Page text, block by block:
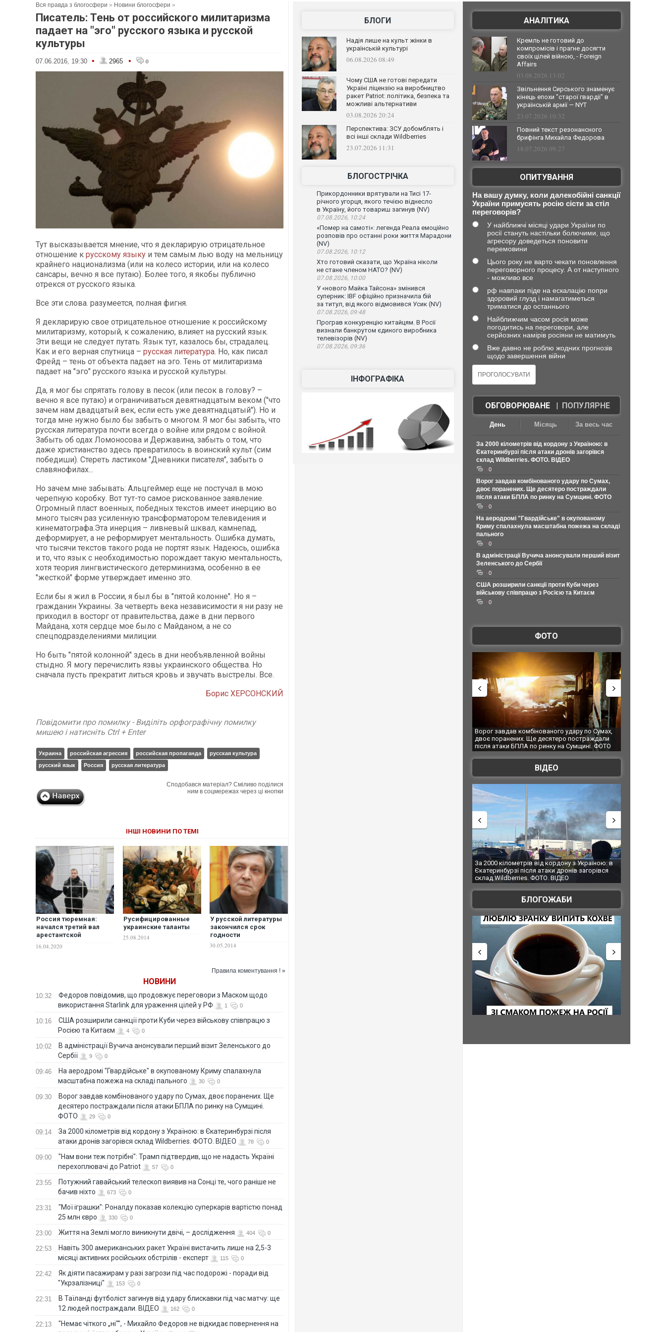
Вся правда з блогосфери » Новини блогосфери »
Писатель: Тень от российского милитаризма
падает на "эго" русского языка и русской
культуры
07.06.2016, 19:30 • 2965 • 0
Тут высказывается мнение, что я декларирую отрицательное
отношение к русскому языку и тем самым лью воду на мельницу
крайнего национализма (или на колесо истории, или на колесо
сансары, вечно я все путаю). Более того, я якобы публично
отрекся от русского языка.
Все эти слова. разумеется, полная фигня.
Я декларирую свое отрицательное отношение к российскому
милитаризму, который, к сожалению, влияет на русский язык.
Эти вещи не следует путать. Язык тут, казалось бы, страдалец.
Как и его верная спутница – русская литература. Но, как писал
Фрейд – тень от объекта падает на эго. Тень от милитаризма
падает на "эго" русского языка и русской культуры.
Да, я мог бы спрятать голову в песок (или песок в голову? –
вечно я все путаю) и ограничиваться девятнадцатым веком ("что
зачем нам двадцатый век, если есть уже девятнадцатый"). Но и
тогда мне нужно было бы забыть о многом. Я мог бы забыть, что
русская литература почти всегда о войне или рядом с войной.
Забыть об одах Ломоносова и Державина, забыть о том, что
даже христианство здесь превратилось в воинский культ (сим
победиши). Стереть ластиком "Дневники писателя", забыть о
славянофилах...
Но зачем мне забывать: Альцгеймер еще не постучал в мою
черепную коробку. Вот тут-то самое рискованное заявление.
Огромный пласт военных, победных текстов имеет инерцию во
много тысяч раз усиленную трансформатором телевидения и
кинематографа.Эта инерция – ливневый шквал, камнепад,
деформирует, а не реформирует ментальность. Ошибка думать,
что тысячи текстов такого рода не портят язык. Надеюсь, ошибка
и то, что язык с необходимостью порождает такую ментальность,
хотя теория лингвистического детерминизма, особенно в ее
"жесткой" форме утверждает именно это.
Если бы я жил в России, я был бы в "пятой колонне". Но я –
гражданин Украины. За четверть века независимости я ни разу не
приходил в восторг от правительства, даже в дни первого
Майдана, хотя сердце мое было с Майданом, а не со
спецподразделениями милиции.
Но быть "пятой колонной" здесь в дни необъявленной войны
стыдно. Я могу перечислить язвы украинского общества. Но
сначала пусть прекратит литься кровь и звучать выстрелы. Все.
Борис ХЕРСОНСКИЙ
Повідомити про помилку - Виділіть орфографічну помилку
мишею і натисніть Ctrl + Enter
Украина российская агрессия российская пропаганда
русская культура
русский язык
Россия русская литература
Сподобався матеріал? Сміливо поділися
ним в соцмережах через ці кнопки
ІНШІ НОВИНИ ПО ТЕМІ
Россия тюремная:
начался третий вал
арестантской
16.04.2020
Русифицированные
украинские таланты
25.08.2014
У русской литературы
закончился срок
годности
30.05.2014
Правила коментування ! »
НОВИНИ
10:32
Федоров повідомив, що продовжує переговори з Маском щодо
використання Starlink для ураження цілей у РФ
1 0
10:16
США розширили санкції проти Куби через військову співпрацю з
Росією та Китаєм
4 0
10:02
В адміністрації Вучича анонсували перший візит Зеленського до
Сербії
9 0
09:46
На аеродромі "Гвардійське" в окупованому Криму спалахнула
масштабна пожежа на складі пального
30 0
09:30
Ворог завдав комбінованого удару по Сумах, двоє поранених. Ще
десятеро постраждали після атаки БПЛА по ринку на Сумщині.
ФОТО
29 0
09:14
За 2000 кілометрів від кордону з Україною: в Єкатеринбурзі після
атаки дронів загорівся склад Wildberries. ФОТО. ВІДЕО
78 0
09:00
"Нам вони теж потрібні": Трамп підтвердив, що не надасть Україні
перехоплювачі до Patriot
57 0
23:55
Потужний гавайський телескоп виявив на Сонці те, чого раніше не
бачив ніхто
673 0
23:31
"Мої іграшки": Роналду показав колекцію суперкарів вартістю понад
25 млн євро
330 0
23:00 Життя на Землі могло виникнути двічі, – дослідження 404 0
22:53
Навіть 300 американських ракет Україні вистачить лише на 2,5-3
місяці активних російських обстрілів - експерт
115 0
22:42
Як діяти пасажирам у разі загрози під час подорожі - поради від
"Укрзалізниці"
153 0
22:31
В Таїланді футболіст загинув від удару блискавки під час матчу: ще
12 людей постраждали. ВІДЕО
162 0
22:13
"Немає чіткого „ні“", - Михайло Федоров не відкидає повернення на
БЛОГИ
Надія лише на культ жінки в
українській культурі
06.08.2026 08:49
Чому США не готові передати
Україні ліцензію на виробництво
ракет Patriot: політика, безпека та
можливі альтернативи
03.08.2026 20:24
Перспектива: ЗСУ добомблять і
всі інші склади Wildberries
23.07.2026 11:31
БЛОГОСТРІЧКА
Прикордонники врятували на Тисі 17-
річного угорця, якого течією віднесло
в Україну, його товариш загинув (NV)
07.08.2026, 10:24
«Помер на самоті»: легенда Реала емоційно
розповів про останні роки життя Марадони
(NV)
07.08.2026, 10:12
Хто готовий сказати, що Україна ніколи
не стане членом НАТО? (NV)
07.08.2026, 10:00
У «нового Майка Тайсона» змінився
суперник: IBF офіційно призначила бій
за титул, від якого відмовився Усик (NV)
07.08.2026, 09:48
Програв конкуренцію китайцям. В Росії
визнали банкрутом єдиного виробника
телевізорів (NV)
07.08.2026, 09:36
ІНФОГРАФІКА
АНАЛІТИКА
Кремль не готовий до
компромісів і прагне досягти
своїх цілей війною, - Foreign
Affairs
03.08.2026 13:02
Звільнення Сирського знаменує
кінець епохи "старої гвардії" в
українській армії — NYT
23.07.2026 10:32
Повний текст резонансного
брифінга Михайла Федорова
18.07.2026 09:27
ОПИТУВАННЯ
На вашу думку, коли далекобійні санкції
України примусять росію сісти за стіл
переговорів?
У найближчі місяці удари України по
росії стануть настільки болючими, що
агресору доведеться поновити
перемовини
Цього року не варто чекати поновлення
переговорного процесу. А от наступного
- можливо все
рф навпаки піде на ескалацію попри
здоровий глузд і намагатиметься
триматися до останнього
Найближчим часом росія може
погодитись на переговори, але
серйозних намірів росіяни не матимуть
Вже давно не роблю жодних прогнозів
щодо завершення війни
ОБГОВОРЮВАНЕ| ПОПУЛЯРНЕ
День Місяць За весь час
За 2000 кілометрів від кордону з Україною: в
Єкатеринбурзі після атаки дронів загорівся
склад Wildberries. ФОТО. ВІДЕО
0
Ворог завдав комбінованого удару по Сумах,
двоє поранених. Ще десятеро постраждали
після атаки БПЛА по ринку на Сумщині. ФОТО
0
На аеродромі "Гвардійське" в окупованому
Криму спалахнула масштабна пожежа на складі
пального
0
В адміністрації Вучича анонсували перший візит
Зеленського до Сербії
0
США розширили санкції проти Куби через
військову співпрацю з Росією та Китаєм
0
ФОТО
За 2000 кілометрів від кордону з Україною: в
Єкатеринбурзі після атаки дронів загорівся
склад Wildberries. ФОТО. ВІДЕО
ВІДЕО
За 2000 кілометрів від кордону з Україною: в
В Таїланді футболіст загинув від удару
блискавки під час матчу: ще 12 людей
постраждали. ВІДЕО
БЛОГОЖАБИ